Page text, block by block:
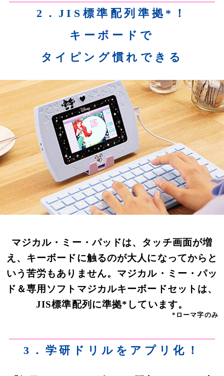
2．JIS標準配列準拠*！
キーボードで
タイピング慣れできる
マジカル・ミー・パッドは、タッチ画面が増
え、キーボードに触るのが大人になってからと
いう苦労もありません。マジカル・ミー・パッ
ド＆専用ソフトマジカルキーボードセットは、
JIS標準配列に準拠*しています。
*ローマ字のみ
3．学研ドリルをアプリ化！